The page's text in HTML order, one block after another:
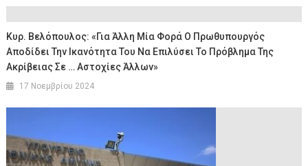
Κυρ. Βελόπουλος: «Για Άλλη Μία Φορά Ο Πρωθυπουργός
Αποδίδει Την Ικανότητα Του Να Επιλύσει Το Πρόβλημα Της
Ακρίβειας Σε … Αστοχίες Άλλων»
17 Νοεμβρίου 2024